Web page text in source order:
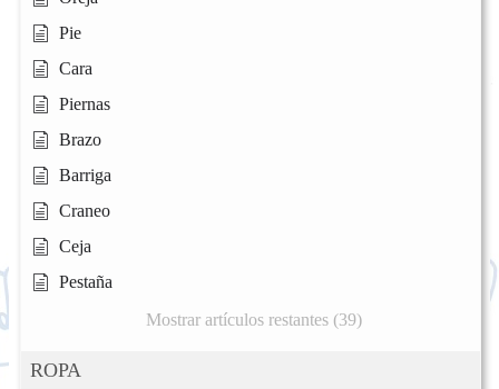
Pie
Cara
Piernas
Brazo
Barriga
Craneo
Ceja
Pestaña
Mostrar artículos restantes (39)
ROPA